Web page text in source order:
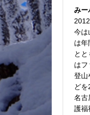
みー
今は
は年
と
はフ
登山
どを
名古
護福